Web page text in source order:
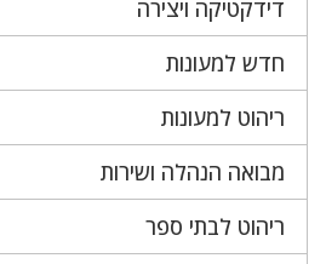
דידקטיקה ויצירה
חדש למעונות
ריהוט למעונות
מבואה הנהלה ושירות
ריהוט לבתי ספר